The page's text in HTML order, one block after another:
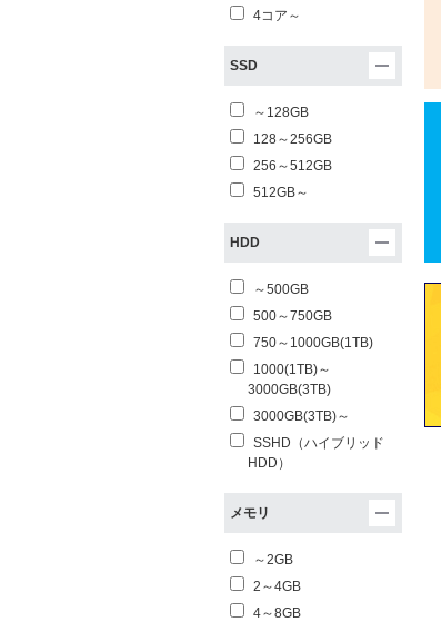
4コア～
SSD
～128GB
128～256GB
256～512GB
512GB～
HDD
～500GB
500～750GB
750～1000GB(1TB)
1000(1TB)～
3000GB(3TB)
3000GB(3TB)～
SSHD（ハイブリッド
HDD）
メモリ
～2GB
2～4GB
4～8GB